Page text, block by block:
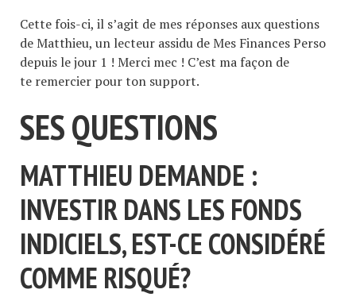
Cette fois-ci, il s’agit de mes réponses aux questions
de Matthieu, un lecteur assidu de Mes Finances Perso
depuis le jour 1 ! Merci mec ! C’est ma façon de
te remercier pour ton support.
SES QUESTIONS
MATTHIEU DEMANDE :
INVESTIR DANS LES FONDS
INDICIELS, EST-CE CONSIDÉRÉ
COMME RISQUÉ?